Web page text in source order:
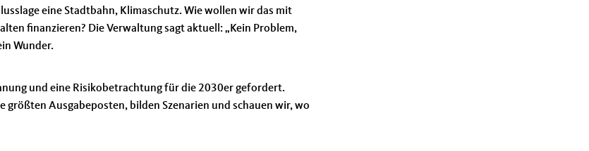
eine Stadtbahn, Klimaschutz. Wie wollen wir das mit
finanzieren? Die Verwaltung sagt aktuell: „Kein Problem,
Wunder.
und eine Risikobetrachtung für die 2030er gefordert.
Ausgabeposten, bilden Szenarien und schauen wir, wo